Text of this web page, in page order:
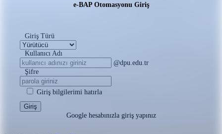
e-BAP Otomasyonu Giriş
Giriş Türü
Kullanıcı Adı
@dpu.edu.tr
Şifre
Giriş bilgilerimi hatırla
Giriş
Google hesabınızla giriş yapınız